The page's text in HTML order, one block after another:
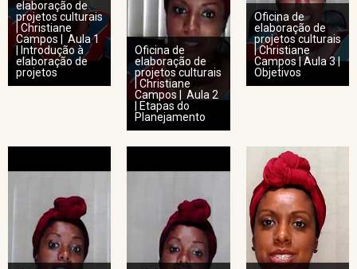
elaboração de
projetos culturais
| Christiane
Campos | Aula 1
| Introdução à
elaboração de
projetos
Oficina de
elaboração de
projetos culturais
| Christiane
Campos | Aula 2
| Etapas do
Planejamento
Oficina de
elaboração de
projetos culturais
| Christiane
Campos | Aula 3 |
Objetivos